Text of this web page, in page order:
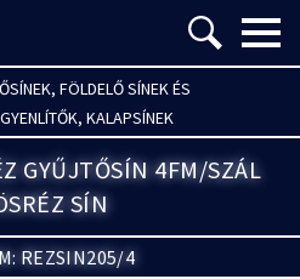
Menü
FÖLDELŐ SÍNEK ÉS
KALAPSÍNEK
GYŰJTŐSÍN 4FM/SZÁL
SÍN
REZSIN205/4